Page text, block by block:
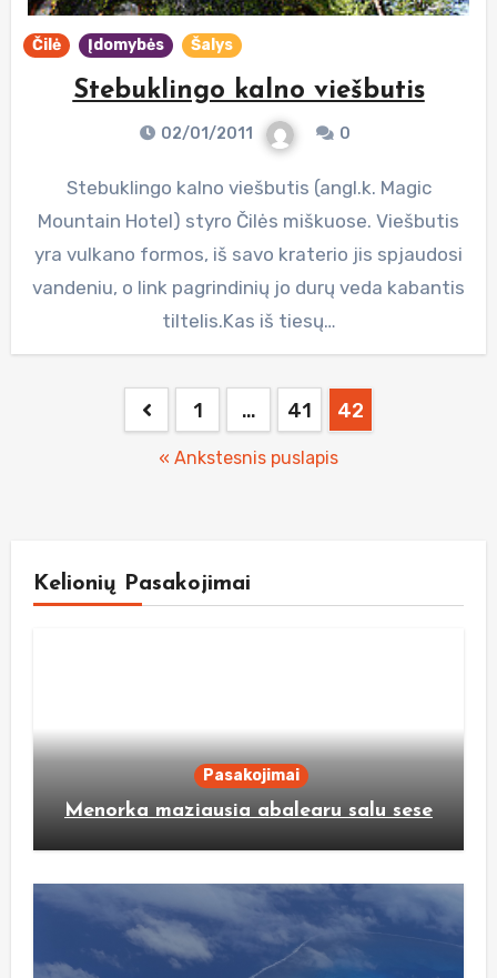
Čilė Įdomybės Šalys
Stebuklingo kalno viešbutis
02/01/2011 0
Stebuklingo kalno viešbutis (angl.k. Magic
Mountain Hotel) styro Čilės miškuose. Viešbutis
yra vulkano formos, iš savo kraterio jis spjaudosi
vandeniu, o link pagrindinių jo durų veda kabantis
tiltelis.Kas iš tiesų…
pagination
1 … 41 42
« Ankstesnis puslapis
Kelionių Pasakojimai
Pasakojimai
Menorka maziausia abalearu salu sese